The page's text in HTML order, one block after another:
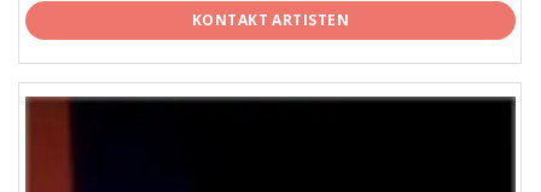
KONTAKT ARTISTEN